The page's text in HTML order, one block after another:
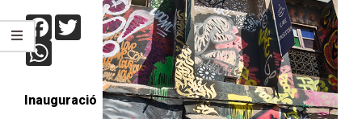
Facebook
Twitter
WhatsApp
Inauguració